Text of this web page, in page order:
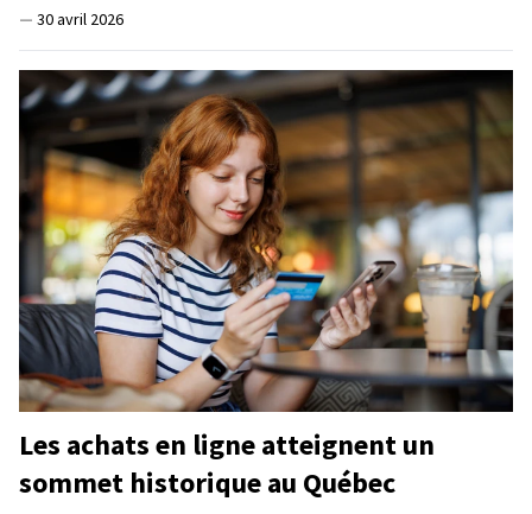
— 30 avril 2026
Les achats en ligne atteignent un
sommet historique au Québec